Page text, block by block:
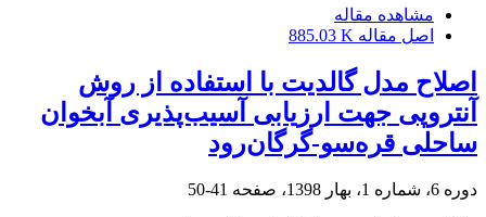
مشاهده مقاله
اصل مقاله 885.03 K
اصلاح مدل گالدیت با استفاده از روش
آنتروپی جهت ارزیابی آسیب‌پذیری آبخوان
ساحلی قره‌سو-گرگان‌رود
دوره 6، شماره 1، بهار 1398، صفحه 41-50